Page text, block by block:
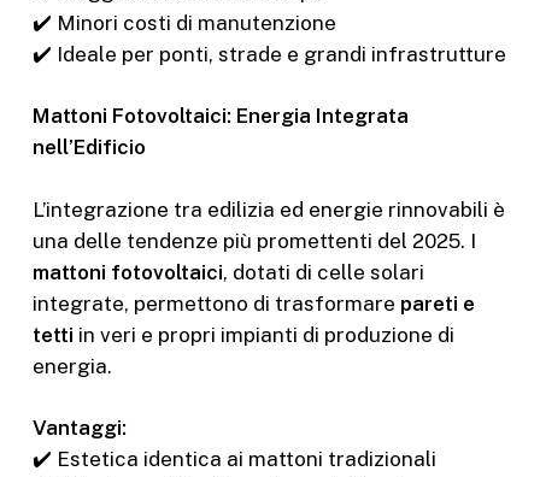
✔️ Minori costi di manutenzione
✔️ Ideale per ponti, strade e grandi infrastrutture
Mattoni Fotovoltaici: Energia Integrata
nell’Edificio
L’integrazione tra edilizia ed energie rinnovabili è
una delle tendenze più promettenti del 2025. I
mattoni fotovoltaici, dotati di celle solari
integrate, permettono di trasformare pareti e
tetti in veri e propri impianti di produzione di
energia.
Vantaggi:
✔️ Estetica identica ai mattoni tradizionali